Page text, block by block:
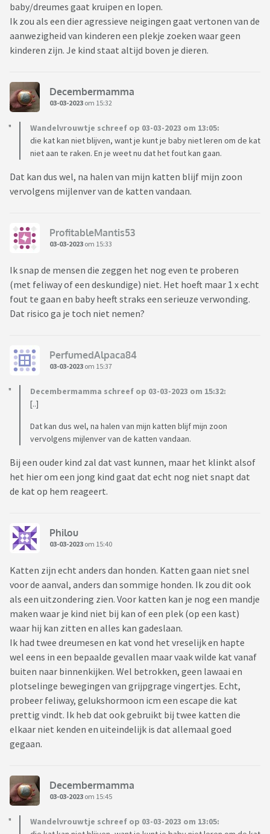
baby/dreumes gaat kruipen en lopen.
Ik zou als een dier agressieve neigingen gaat vertonen van de
aanwezigheid van kinderen een plekje zoeken waar geen
kinderen zijn. Je kind staat altijd boven je dieren.
Decembermamma
03-03-2023 om 15:32
Wandelvrouwtje schreef op 03-03-2023 om 13:05:
die kat kan niet blijven, want je kunt je baby niet leren om de kat
niet aan te raken. En je weet nu dat het fout kan gaan.
Dat kan dus wel, na halen van mijn katten blijf mijn zoon
vervolgens mijlenver van de katten vandaan.
ProfitableMantis53
03-03-2023 om 15:33
Ik snap de mensen die zeggen het nog even te proberen
(met feliway of een deskundige) niet. Het hoeft maar 1 x echt
fout te gaan en baby heeft straks een serieuze verwonding.
Dat risico ga je toch niet nemen?
PerfumedAlpaca84
03-03-2023 om 15:37
Decembermamma schreef op 03-03-2023 om 15:32:
[..]
Dat kan dus wel, na halen van mijn katten blijf mijn zoon
vervolgens mijlenver van de katten vandaan.
Bij een ouder kind zal dat vast kunnen, maar het klinkt alsof
het hier om een jong kind gaat dat echt nog niet snapt dat
de kat op hem reageert.
Philou
03-03-2023 om 15:40
Katten zijn echt anders dan honden. Katten gaan niet snel
voor de aanval, anders dan sommige honden. Ik zou dit ook
als een uitzondering zien. Voor katten kan je nog een mandje
maken waar je kind niet bij kan of een plek (op een kast)
waar hij kan zitten en alles kan gadeslaan.
Ik had twee dreumesen en kat vond het vreselijk en hapte
wel eens in een bepaalde gevallen maar vaak wilde kat vanaf
buiten naar binnenkijken. Wel betrokken, geen lawaai en
plotselinge bewegingen van grijpgrage vingertjes. Echt,
probeer feliway, gelukshormoon icm een escape die kat
prettig vindt. Ik heb dat ook gebruikt bij twee katten die
elkaar niet kenden en uiteindelijk is dat allemaal goed
gegaan.
Decembermamma
03-03-2023 om 15:45
Wandelvrouwtje schreef op 03-03-2023 om 13:05: